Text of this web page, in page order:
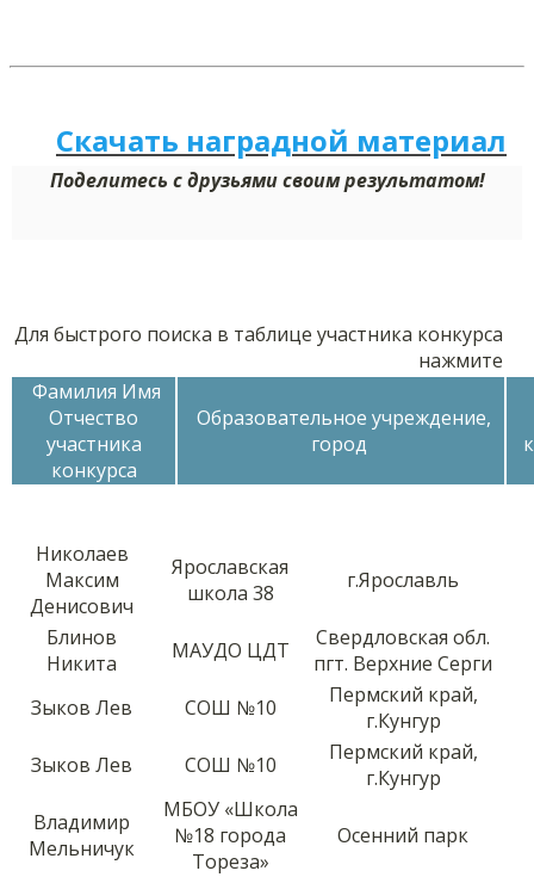
Скачать наградной материал
Поделитесь с друзьями своим результатом!
Для быстрого поиска в таблице участника конкурса
нажмите
Фамилия Имя
Отчество
участника
конкурса
Образовательное учреждение,
город
Николаев
Максим
Денисович
Ярославская
школа 38
г.Ярославль
Блинов
Никита
МАУДО ЦДТ
Свердловская обл.
пгт. Верхние Серги
Зыков Лев
СОШ №10
Пермский край,
г.Кунгур
Зыков Лев
СОШ №10
Пермский край,
г.Кунгур
Владимир
Мельничук
МБОУ «Школа
№18 города
Тореза»
Осенний парк